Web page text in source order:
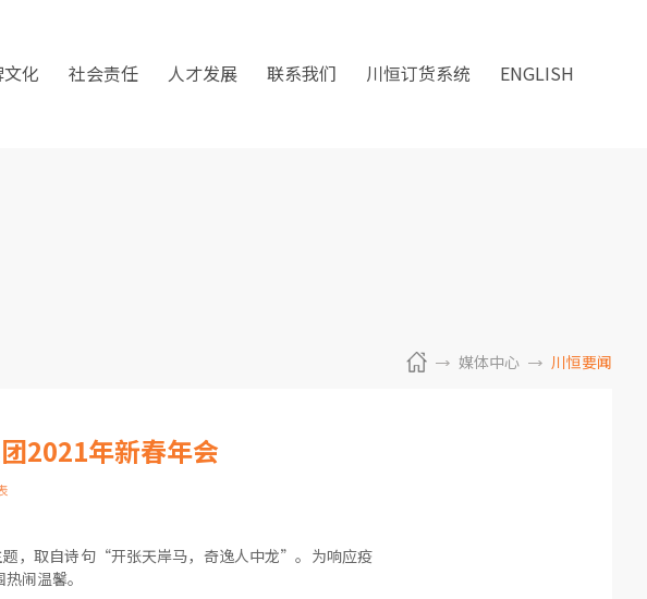
化 社会责任 人才发展 联系我们 川恒订货系统 ENGLISH
媒体中心 川恒要闻
2021年新春年会
，取自诗句“开张天岸马，奇逸人中龙”。为响应疫
闹温馨。